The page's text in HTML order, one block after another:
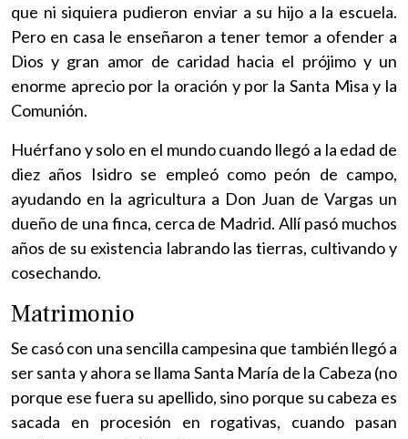
que ni siquiera pudieron enviar a su hijo a la escuela.
Pero en casa le enseñaron a tener temor a ofender a
Dios y gran amor de caridad hacia el prójimo y un
enorme aprecio por la oración y por la Santa Misa y la
Comunión.
Huérfano y solo en el mundo cuando llegó a la edad de
diez años Isidro se empleó como peón de campo,
ayudando en la agricultura a Don Juan de Vargas un
dueño de una finca, cerca de Madrid. Allí pasó muchos
años de su existencia labrando las tierras, cultivando y
cosechando.
Matrimonio
Se casó con una sencilla campesina que también llegó a
ser santa y ahora se llama Santa María de la Cabeza (no
porque ese fuera su apellido, sino porque su cabeza es
sacada en procesión en rogativas, cuando pasan